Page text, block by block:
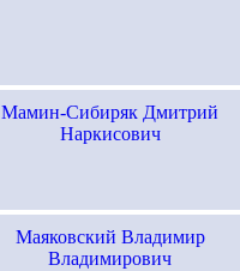
Мамин-Сибиряк Дмитрий
Наркисович
Маяковский Владимир
Владимирович